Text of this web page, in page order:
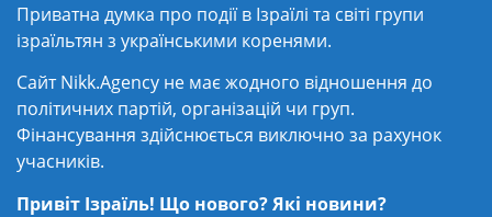
Приватна думка про події в Ізраїлі та світі групи
ізраїльтян з українськими коренями.
Сайт Nikk.Agency не має жодного відношення до
політичних партій, організацій чи груп.
Фінансування здійснюється виключно за рахунок
учасників.
Привіт Ізраїль! Що нового? Які новини?